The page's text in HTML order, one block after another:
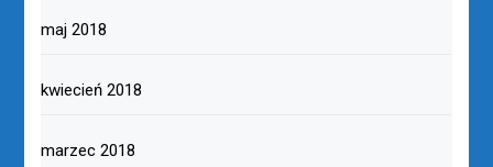
maj 2018
kwiecień 2018
marzec 2018